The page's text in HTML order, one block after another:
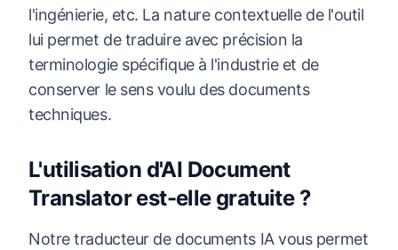
l'ingénierie, etc. La nature contextuelle de l'outil
lui permet de traduire avec précision la
terminologie spécifique à l'industrie et de
conserver le sens voulu des documents
techniques.
L'utilisation d'AI Document
Translator est-elle gratuite ?
Notre traducteur de documents IA vous permet